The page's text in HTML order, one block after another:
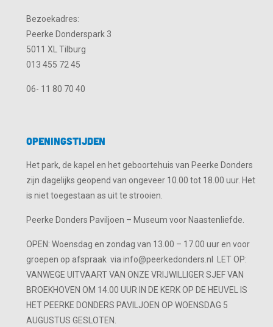
Bezoekadres:
Peerke Donderspark 3
5011 XL Tilburg
013 455 72 45
06- 11 80 70 40
Openingstijden
Het park, de kapel en het geboortehuis van Peerke Donders
zijn dagelijks geopend van ongeveer 10.00 tot 18.00 uur. Het
is niet toegestaan as uit te strooien.
Peerke Donders Paviljoen – Museum voor Naastenliefde.
OPEN: Woensdag en zondag van 13.00 – 17.00 uur en voor
groepen op afspraak via info@peerkedonders.nl LET OP:
VANWEGE UITVAART VAN ONZE VRIJWILLIGER SJEF VAN
BROEKHOVEN OM 14.00 UUR IN DE KERK OP DE HEUVEL IS
HET PEERKE DONDERS PAVILJOEN OP WOENSDAG 5
AUGUSTUS GESLOTEN.